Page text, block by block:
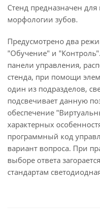
Стенд предназначен
морфологии зубов.
Предусмотрено два
"Обучение" и
панели управления,
стенда, при помощи
один из подразделов,
подсвечивает данную
обеспечение
характерных
программный код
вариант вопроса. При
выборе ответа
стандартам